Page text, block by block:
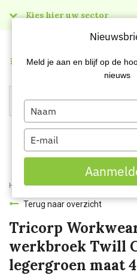
Kies hier uw sector
Menu
Home Webshop Werkkleding
Terug naar overzicht
Tricorp
werkbroek Twill
legergroen maat
Meld je aan en blijf op de
nieuws
Type
your
name
Type
your
email